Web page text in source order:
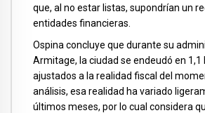
que, al no estar listas, supondrían un
entidades financieras.
Ospina concluye que durante su
Armitage, la ciudad se endeudó en 1,1
ajustados a la realidad fiscal del
análisis, esa realidad ha variado
últimos meses, por lo cual considera